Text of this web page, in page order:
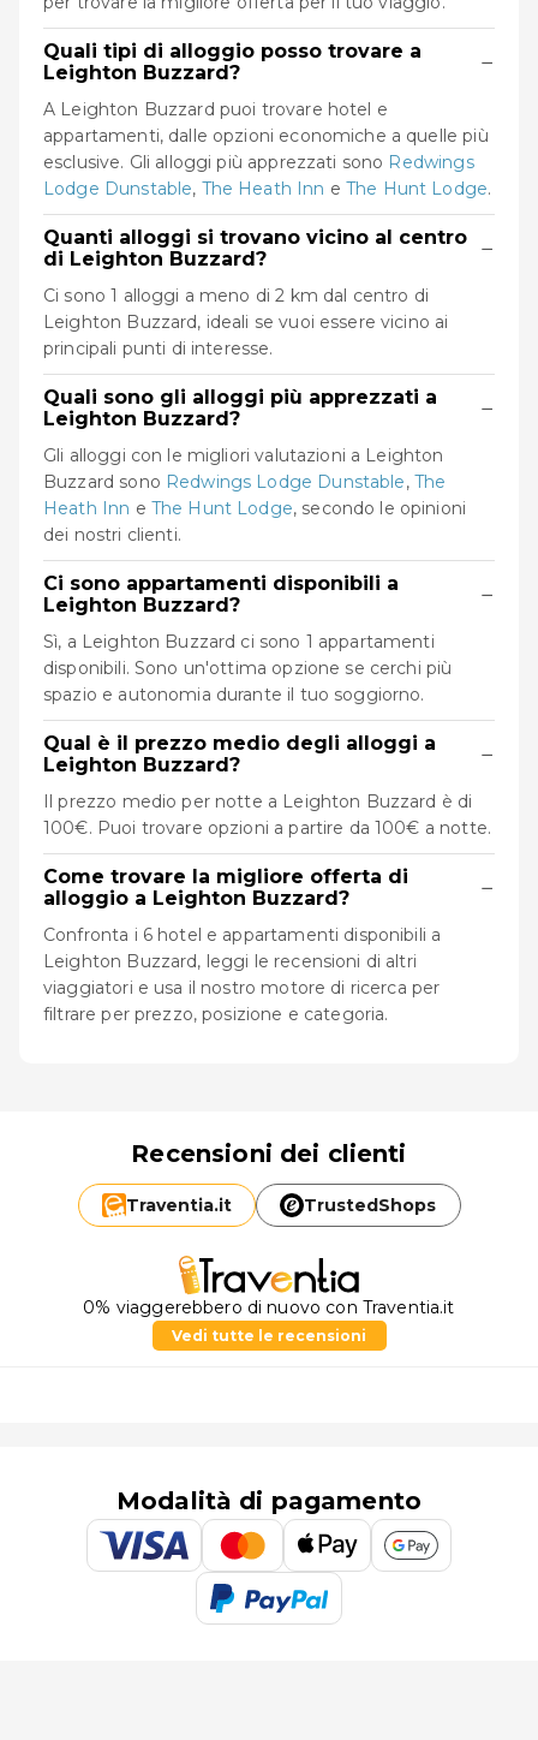
Quali tipi di alloggio posso trovare a
Leighton Buzzard?
−
A Leighton Buzzard puoi trovare hotel e
appartamenti, dalle opzioni economiche a quelle più
esclusive. Gli alloggi più apprezzati sono Redwings
Lodge Dunstable, The Heath Inn e The Hunt Lodge.
Quanti alloggi si trovano vicino al centro
di Leighton Buzzard?
−
Ci sono 1 alloggi a meno di 2 km dal centro di
Leighton Buzzard, ideali se vuoi essere vicino ai
principali punti di interesse.
Quali sono gli alloggi più apprezzati a
Leighton Buzzard?
−
Gli alloggi con le migliori valutazioni a Leighton
Buzzard sono Redwings Lodge Dunstable, The
Heath Inn e The Hunt Lodge, secondo le opinioni
dei nostri clienti.
Ci sono appartamenti disponibili a
Leighton Buzzard?
−
Sì, a Leighton Buzzard ci sono 1 appartamenti
disponibili. Sono un'ottima opzione se cerchi più
spazio e autonomia durante il tuo soggiorno.
Qual è il prezzo medio degli alloggi a
Leighton Buzzard?
−
Il prezzo medio per notte a Leighton Buzzard è di
100€. Puoi trovare opzioni a partire da 100€ a notte.
Come trovare la migliore offerta di
alloggio a Leighton Buzzard?
−
Confronta i 6 hotel e appartamenti disponibili a
Leighton Buzzard, leggi le recensioni di altri
viaggiatori e usa il nostro motore di ricerca per
filtrare per prezzo, posizione e categoria.
Recensioni dei clienti
Traventia.it TrustedShops
0% viaggerebbero di nuovo con Traventia.it
Vedi tutte le recensioni
Modalità di pagamento